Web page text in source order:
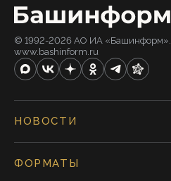
© 1992-2026 АО ИА «Башинформ».
www.bashinform.ru
НОВОСТИ
ФОРМАТЫ